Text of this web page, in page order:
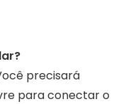
precisará
para conectar o